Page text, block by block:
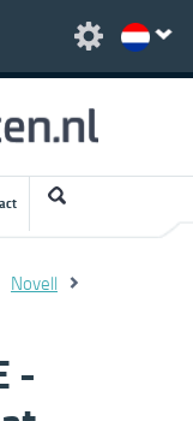
Novell
-